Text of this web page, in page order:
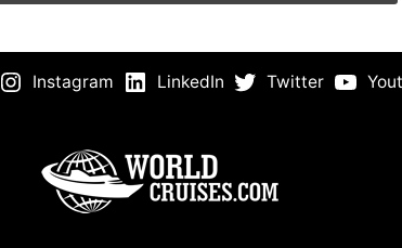
Instagram LinkedIn Twitter